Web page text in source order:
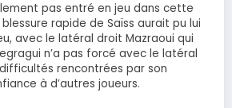
pas entré en jeu dans cette
rapide de Saïss aurait pu lui
avec le latéral droit Mazraoui qui
n’a pas forcé avec le latéral
rencontrées par son
à d’autres joueurs.